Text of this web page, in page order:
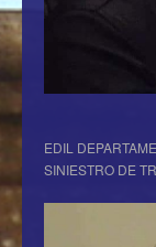
EDIL
SINIESTRO DE